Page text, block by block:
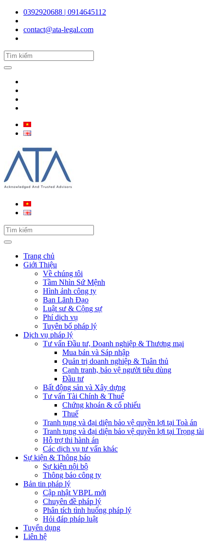
0392920688 | 0914645112
contact@ata-legal.com
Trang chủ
Giới Thiệu
Về chúng tôi
Tầm Nhìn Sứ Mệnh
Hình ảnh công ty
Ban Lãnh Đạo
Luật sư & Cộng sự
Phí dịch vụ
Tuyên bố pháp lý
Dịch vụ pháp lý
Tư vấn Đầu tư, Doanh nghiệp & Thương mại
Mua bán và Sáp nhập
Quản trị doanh nghiệp & Tuân thủ
Cạnh tranh, bảo vệ người tiêu dùng
Đầu tư
Bất động sản và Xây dựng
Tư vấn Tài Chính & Thuế
Chứng khoán & cổ phiếu
Thuế
Tranh tụng và đại diện bảo vệ quyền lợi tại Toà án
Tranh tụng và đại diện bảo vệ quyền lợi tại Trọng tài
Hỗ trợ thi hành án
Các dịch vụ tư vấn khác
Sự kiện & Thông báo
Sự kiện nội bộ
Thông báo công ty
Bản tin pháp lý
Cập nhật VBPL mới
Chuyên đề pháp lý
Phân tích tình huống pháp lý
Hỏi đáp pháp luật
Tuyển dụng
Liên hệ